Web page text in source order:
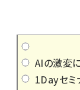
AIの激変
1Dayセミ